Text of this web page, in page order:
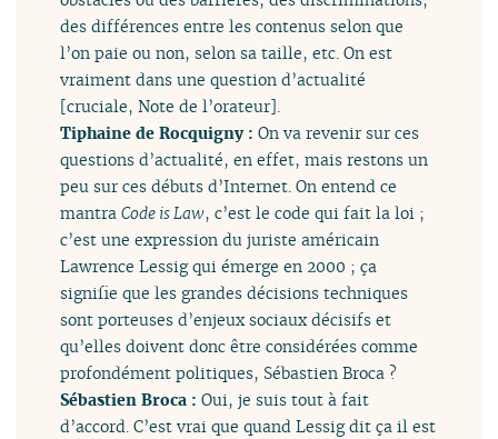
des différences entre les contenus selon que
l’on paie ou non, selon sa taille, etc. On est
vraiment dans une question d’actualité
[cruciale, Note de l’orateur].
Tiphaine de Rocquigny :On va revenir sur ces
questions d’actualité, en effet, mais restons un
peu sur ces débuts d’Internet. On entend ce
mantraCode is Law, c’est le code qui fait la loi ;
c’est une expression du juriste américain
Lawrence Lessig qui émerge en 2000 ; ça
signifie que les grandes décisions techniques
sont porteuses d’enjeux sociaux décisifs et
qu’elles doivent donc être considérées comme
profondément politiques, Sébastien Broca ?
Sébastien Broca :Oui, je suis tout à fait
d’accord. C’est vrai que quand Lessig dit ça il est